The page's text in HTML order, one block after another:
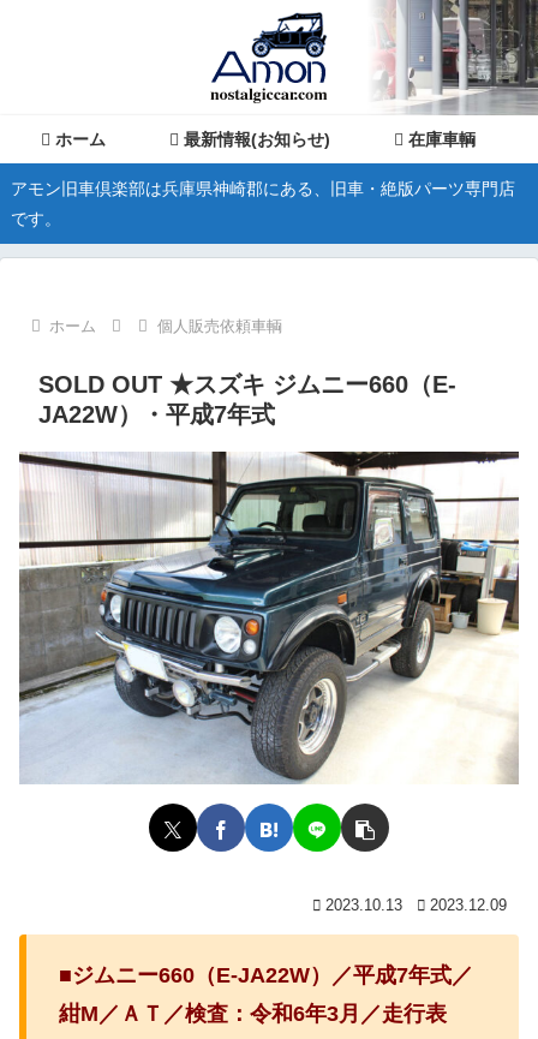
ホーム 最新情報(お知らせ) 在庫車輌
アモン旧車倶楽部は兵庫県神崎郡にある、旧車・絶版パーツ専門店
です。
ホーム 個人販売依頼車輌
SOLD OUT ★スズキ ジムニー660（E-
JA22W）・平成7年式
2023.10.13 2023.12.09
■ジムニー660（E-JA22W）／平成7年式／
紺M／ＡＴ／検査：令和6年3月／走行表